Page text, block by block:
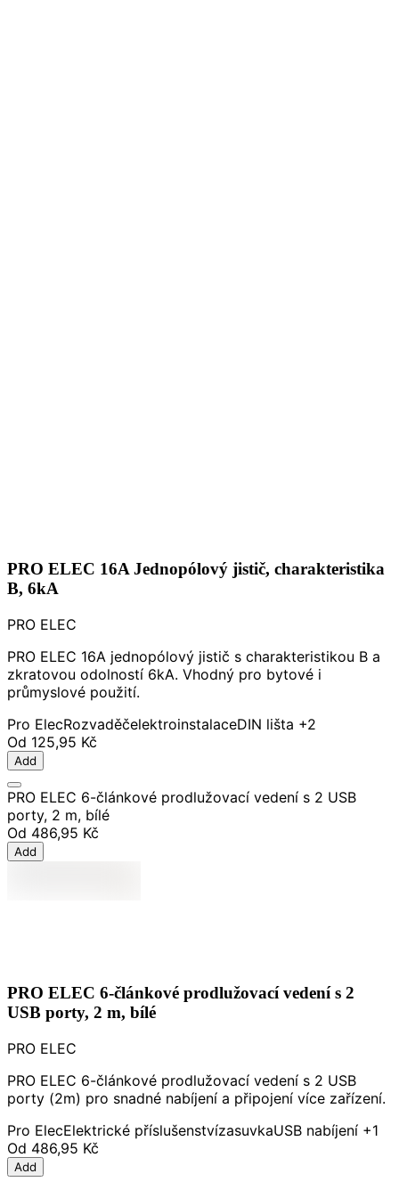
PRO ELEC 16A Jednopólový jistič, charakteristika
B, 6kA
PRO ELEC
PRO ELEC 16A jednopólový jistič s charakteristikou B a
zkratovou odolností 6kA. Vhodný pro bytové i
průmyslové použití.
Pro ElecRozvaděčelektroinstalaceDIN lišta +2
Od 125,95 Kč
Add
PRO ELEC 6-článkové prodlužovací vedení s 2 USB
porty, 2 m, bílé
Od 486,95 Kč
Add
PRO ELEC 6-článkové prodlužovací vedení s 2
USB porty, 2 m, bílé
PRO ELEC
PRO ELEC 6-článkové prodlužovací vedení s 2 USB
porty (2m) pro snadné nabíjení a připojení více zařízení.
Pro ElecElektrické příslušenstvízasuvkaUSB nabíjení +1
Od 486,95 Kč
Add